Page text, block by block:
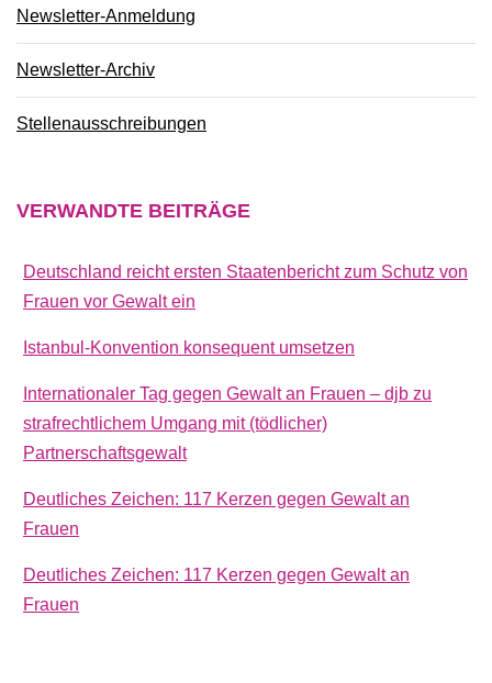
Newsletter-Anmeldung
Newsletter-Archiv
Stellenausschreibungen
VERWANDTE BEITRÄGE
Deutschland reicht ersten Staatenbericht zum Schutz von
Frauen vor Gewalt ein
Istanbul-Konvention konsequent umsetzen
Internationaler Tag gegen Gewalt an Frauen – djb zu
strafrechtlichem Umgang mit (tödlicher)
Partnerschaftsgewalt
Deutliches Zeichen: 117 Kerzen gegen Gewalt an
Frauen
Deutliches Zeichen: 117 Kerzen gegen Gewalt an
Frauen